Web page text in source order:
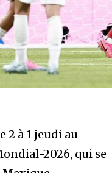
2 à 1 jeudi au
2026, qui se